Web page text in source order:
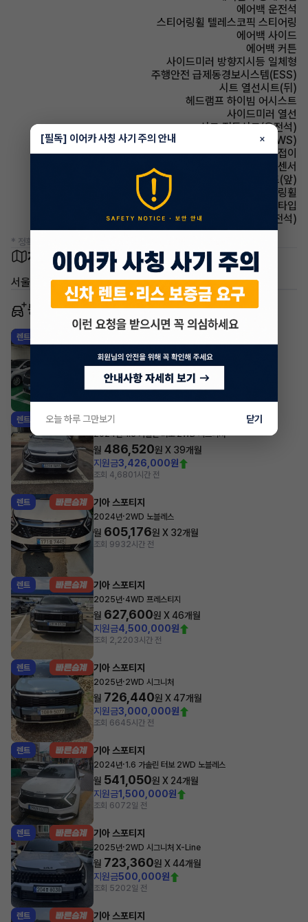
에어백 운전석
스티어링휠 텔레스코픽 스티어링
에어백 사이드
에어백 커튼
사이드미러 방향지시등 일체형
주행안전 급제동경보시스템(ESS)
시트 열선시트(뒤)
헤드램프 하이빔 어시스트
사이드미러 열선
시트 전동시트(운전석)
주행안전 차선이탈경보(LDWS)
사이드미러 전동접이
주차보조 후방감지센서
시트 열선시트(앞)
스티어링휠 속도감응식 스티어링휠
헤드램프 프로젝션 타입
시트 통풍시트(운전석)
* 정확한 정보는 판매자와 반드시 확인하시기 바랍니다.
차량 위치
서울 성동구 성수동2가
동일 차종 이어카
렌트
2026년· 2WD 시그니처
월516,450원 X54개월
조회 2,674방금전
렌트 기아 스포티지
2024년·1.6 가솔린 터보 2WD 시그니처
월 486,520원 X 39개월
지원금3,426,000원
조회 4,6801시간 전
렌트 기아 스포티지
2024년·2WD 노블레스
월 605,176원 X 32개월
조회 9932시간 전
렌트 기아 스포티지
2025년·4WD 프레스티지
월 627,600원 X46개월
지원금4,500,000원
조회 2,2203시간 전
렌트 기아 스포티지
2025년·2WD 시그니처
월 726,440원 X47개월
지원금3,000,000원
조회 6645시간 전
렌트 기아 스포티지
2024년·1.6 가솔린 터보 2WD 노블레스
월 541,050원 X 24개월
지원금1,500,000원
조회 6072일 전
렌트 기아 스포티지
2025년·2WD 시그니처 X-Line
월 723,360원 X44개월
지원금500,000원
조회 5202일 전
렌트 기아 스포티지
[필독] 이어카 사칭 사기 주의 안내 ×
오늘 하루 그만보기 닫기